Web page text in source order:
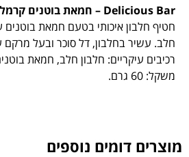
Delicious Bar – חמאת בוטנים קרמל (60 גרם)
חטיף חלבון איכותי בטעם חמאת בוטנים
חלב. עשיר בחלבון, דל סוכר ובעל מרקם
רכיבים עיקריים: חלבון חלב, חמאת
משקל: 60 גרם.
מוצרים דומים נוספים